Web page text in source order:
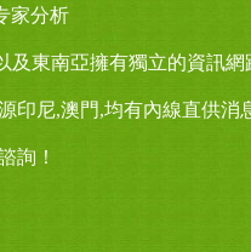
家分析
及東南亞擁有獨立的資訊
印尼,澳門,均有內線直供
詢！